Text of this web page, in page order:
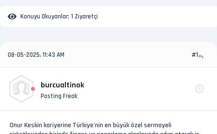
Konuyu Okuyanlar: 1 Ziyaretçi
08-05-2025, 11:43 AM #1
burcualtinok
Posting Freak
Onur Keskin kariyerine Türkiye'nin en büyük özel sermayeli